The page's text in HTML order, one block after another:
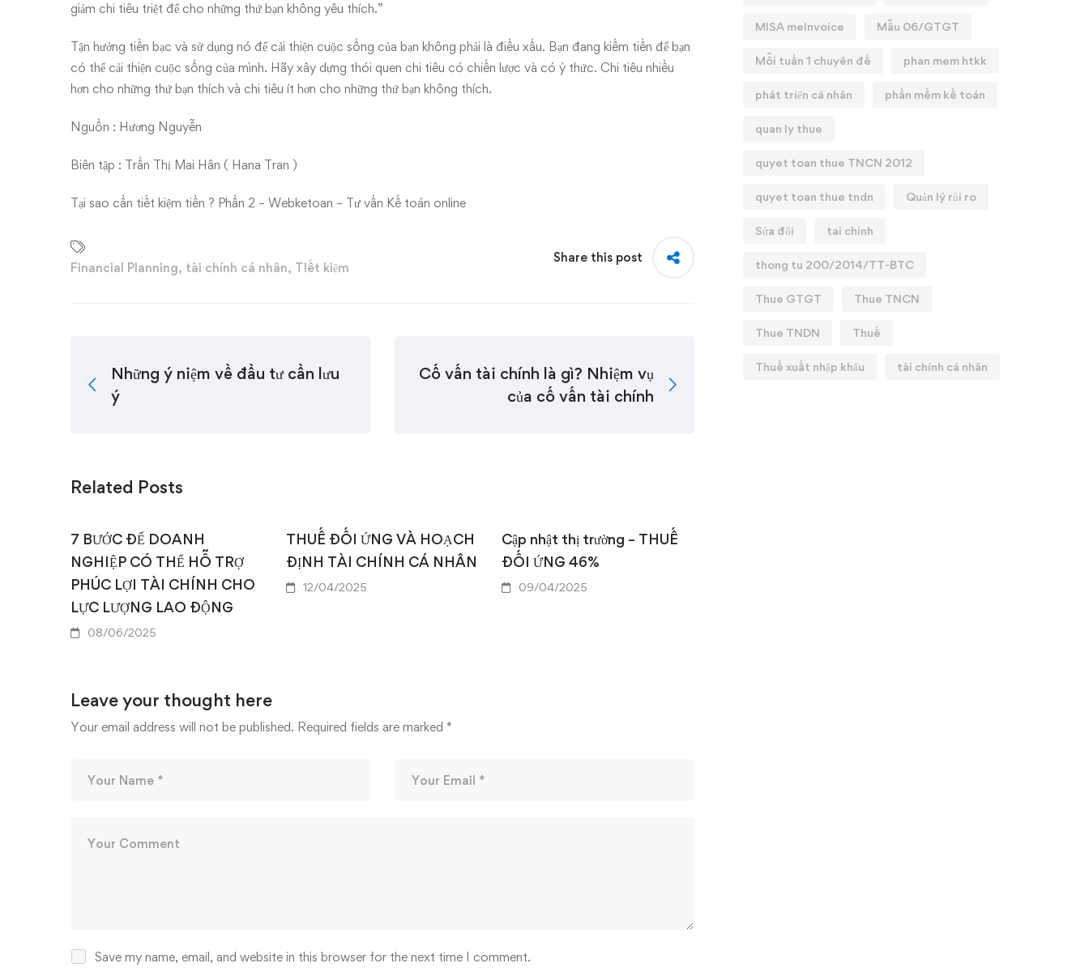
giảm chi tiêu triệt để cho những thứ bạn không yêu thích.”
Tận hưởng tiền bạc và sử dụng nó để cải thiện cuộc sống của bạn không phải là điều xấu. Bạn đang kiếm tiền để bạn
có thể cải thiện cuộc sống của mình. Hãy xây dựng thói quen chi tiêu có chiến lược và có ý thức. Chi tiêu nhiều
hơn cho những thứ bạn thích và chi tiêu ít hơn cho những thứ bạn không thích.
Nguồn : Hương Nguyễn
Biên tập : Trần Thị Mai Hân ( Hana Tran )
Tại sao cần tiết kiệm tiền ? Phần 2 – Webketoan – Tư vấn Kế toán online
Financial Planning, tài chính cá nhân, TIết kiệm
Share this post
Những ý niệm về đầu tư cần lưu
ý
Cố vấn tài chính là gì? Nhiệm vụ
của cố vấn tài chính
Related Posts
7 BƯỚC ĐỂ DOANH
NGHIỆP CÓ THỂ HỖ TRỢ
PHÚC LỢI TÀI CHÍNH CHO
LỰC LƯỢNG LAO ĐỘNG
08/06/2025
THUẾ ĐỐI ỨNG VÀ HOẠCH
ĐỊNH TÀI CHÍNH CÁ NHÂN
12/04/2025
Cập nhật thị trường – THUẾ
ĐỐI ỨNG 46%
09/04/2025
Leave your thought here
Your email address will not be published. Required fields are marked *
Save my name, email, and website in this browser for the next time I comment.
MISA meInvoice Mẫu 06/GTGT
Mỗi tuần 1 chuyên đề phan mem htkk
phát triển cá nhân phần mềm kế toán
quan ly thue
quyet toan thue TNCN 2012
quyet toan thue tndn Quản lý rủi ro
Sửa đổi tai chinh
thong tu 200/2014/TT-BTC
Thue GTGT Thue TNCN
Thue TNDN Thuế
Thuế xuất nhập khẩu tài chính cá nhân